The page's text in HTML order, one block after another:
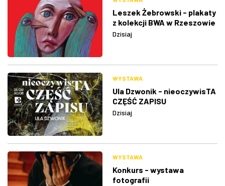
Leszek Żebrowski - plakaty
z kolekcji BWA w Rzeszowie
Dzisiaj
WYSTAWA
Ula Dzwonik - nieoczywisTA
CZĘŚĆ ZAPISU
Dzisiaj
WYSTAWA
Konkurs - wystawa
fotografii